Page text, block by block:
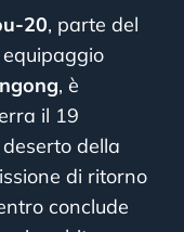
20, parte del
, è
il 19
della
di ritorno
conclude